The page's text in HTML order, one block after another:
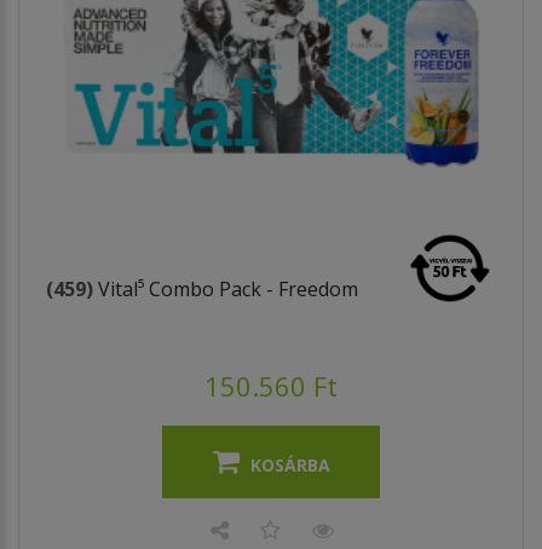
(459)Vital⁵ Combo Pack - Freedom
150.560 Ft
KOSÁRBA